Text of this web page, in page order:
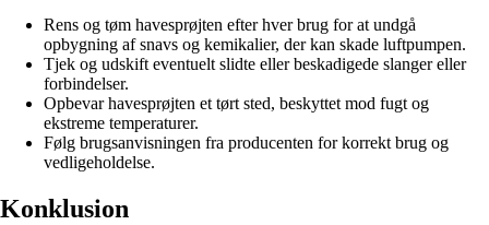
Rens og tøm havesprøjten efter hver brug for at undgå
opbygning af snavs og kemikalier, der kan skade luftpumpen.
Tjek og udskift eventuelt slidte eller beskadigede slanger eller
forbindelser.
Opbevar havesprøjten et tørt sted, beskyttet mod fugt og
ekstreme temperaturer.
Følg brugsanvisningen fra producenten for korrekt brug og
vedligeholdelse.
Konklusion